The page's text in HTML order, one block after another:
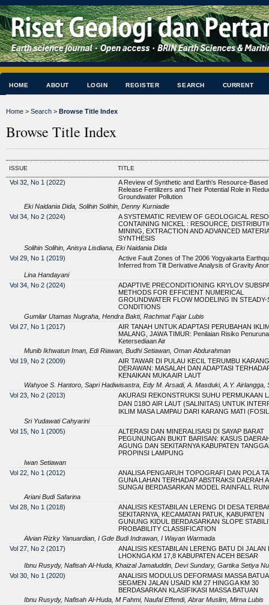
HOME ABOUT LOGIN REGISTER SEARCH CURRENT
Home > Search > Browse Title Index
Browse Title Index
ISSUE TITLE
Vol 32, No 1 (2022)
A Review of Synthetic and Earth's Resource-Based
Release Fertilizers and Their Potential Role in
Groundwater Pollution
Eki Naidania Dida, Solihin Solihin, Denny Kurniadie
Vol 34, No 2 (2024)
A SYSTEMATIC REVIEW OF GEOLOGICAL
CONTAINING NICKEL : RESOURCE,
MINING, EXTRACTION AND ADVANCED
SYNTHESIS
Solihin Solihin, Anisya Lisdiana, Eki Naidania Dida
Vol 29, No 1 (2019)
Active Fault Zones of The 2006 Yogyakarta
Inferred from Tilt Derivative Analysis of Gravity
Lina Handayani
Vol 34, No 2 (2024)
ADAPTIVE PRECONDITIONING KRYLOV
METHODS FOR EFFICIENT NUMERICAL
GROUNDWATER FLOW MODELING IN STEADY-
CONDITIONS
Gumilar Utamas Nugraha, Hendra Bakti, Rachmat Fajar Lubis
Vol 27, No 1 (2017)
AIR TANAH UNTUK ADAPTASI PERUBAHAN
MALANG, JAWA TIMUR: Penilaian Risiko
Ketersediaan Air
Munib Ikhwatun Iman, Edi Riawan, Budhi Setiawan, Oman Abdurahman
Vol 19, No 2 (2009)
AIR TAWAR DI PULAU KECIL TERUMBU KARANG
DERAWAN: MASALAH DAN ADAPTASI
KENAIKAN MUKA AIR LAUT
Wahyoe S. Hantoro, Sapri Hadiwisastra, Edy M. Arsadi, A. Masduki, A.Y.
Vol 23, No 2 (2013)
AKURASI REKONSTRUKSI SUHU PERMUKAAN
DAN 18O AIR LAUT (SALINITAS) UNTUK
IKLIM MASA LAMPAU DARI KARANG MATI
Sri Yudawati Cahyarini
Vol 15, No 1 (2005)
ALTERASI DAN MINERALISASI DI SAYAP BARAT
PEGUNUNGAN BUKIT BARISAN: KASUS
AGUNG DAN SEKITARNYA KABUPATEN
PROPINSI LAMPUNG
Iwan Setiawan
Vol 22, No 1 (2012)
ANALISA PENGARUH TOPOGRAFI DAN POLA
GUNA LAHAN TERHADAP ABSTRAKSI DAERAH
SUNGAI BERDASARKAN MODEL RAINFALL
Ariani Budi Safarina
Vol 28, No 1 (2018)
ANALISIS KESTABILAN LERENG DI DESA
SEKITARNYA, KECAMATAN PATUK, KABUPATEN
GUNUNG KIDUL BERDASARKAN SLOPE
PROBABILITY CLASSIFICATION
Alvian Rizky Yanuardian, I Gde Budi Indrawan, I Wayan Warmada
Vol 27, No 2 (2017)
ANALISIS KESTABILAN LERENG BATU DI JALAN
LHOKNGA KM 17,8 KABUPATEN ACEH BESAR
Ibnu Rusydy, Nafisah Al-Huda, Khaizal Jamaluddin, Devi Sundary, Gartika Setiya
Vol 30, No 1 (2020)
ANALISIS MODULUS DEFORMASI MASSA
SEGMEN JALAN USAID KM 27 HINGGA KM 30
BERDASARKAN KLASIFIKASI MASSA BATUAN
Ibnu Rusydy, Nafisah Al-Huda, M Fahmi, Naufal Effendi, Abrar Muslim, Mirna Lubis